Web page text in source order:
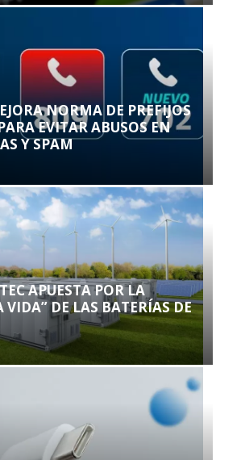
NORMA DE PREFIJOS
EVITAR ABUSOS EN
Y SPAM
APUESTA POR LA
VIDA” DE LAS BATERÍAS DE